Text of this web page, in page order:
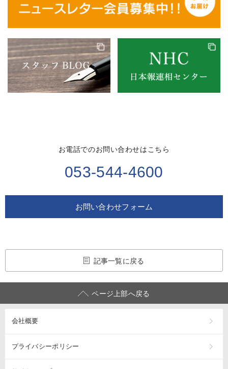
お電話でのお問い合わせはこちら
053-544-4600
お問い合わせフォーム
記事一覧に戻る
ページ上部へ戻る
会社概要
プライバシーポリシー